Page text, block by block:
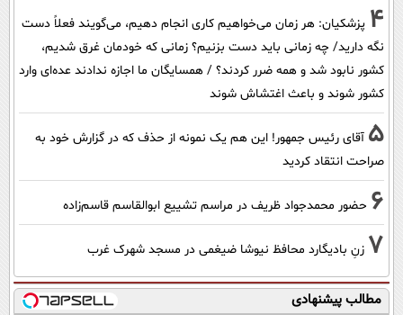
4 پزشکیان: هر زمان می‌خواهیم کاری انجام دهیم، می‌گویند فعلاً دست
نگه دارید/ چه زمانی باید دست بزنیم؟ زمانی که خودمان غرق شدیم،
کشور نابود شد و همه ضرر کردند؟ / همسایگان ما اجازه ندادند عده‌ای وارد
کشور شوند و باعث اغتشاش شوند
5 آقای رئیس جمهور! این هم یک نمونه از حذف که در گزارش خود به
صراحت انتقاد کردید
6 حضور محمدجواد ظریف در مراسم تشییع ابوالقاسم قاسم‌زاده
7 زنِ بادیگارد محافظ نیوشا ضیغمی در مسجد شهرک غرب
مطالب پیشنهادی